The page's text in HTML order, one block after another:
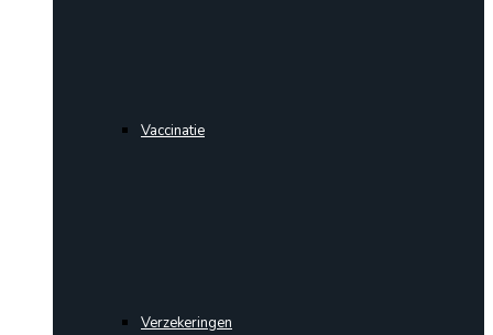
Vaccinatie
Verzekeringen